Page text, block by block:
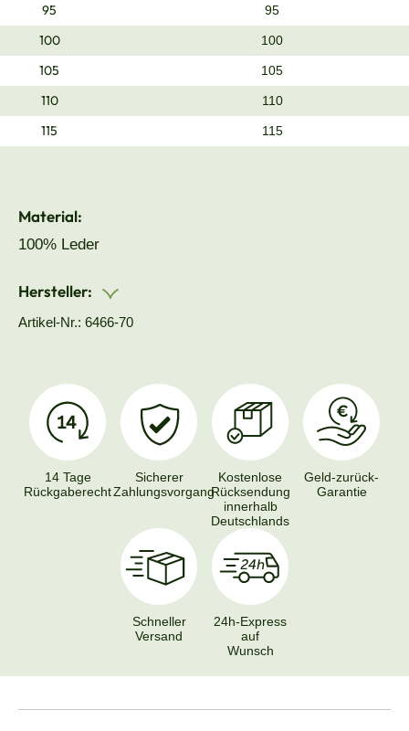
95 95
100 100
105 105
110 110
115 115
Material:
100% Leder
Hersteller:
Artikel-Nr.: 6466-70
14 Tage
Rückgaberecht
Sicherer
Zahlungsvorgang
Kostenlose
Rücksendung
innerhalb
Deutschlands
Geld-zurück-
Garantie
Schneller
Versand
24h-Express
auf
Wunsch